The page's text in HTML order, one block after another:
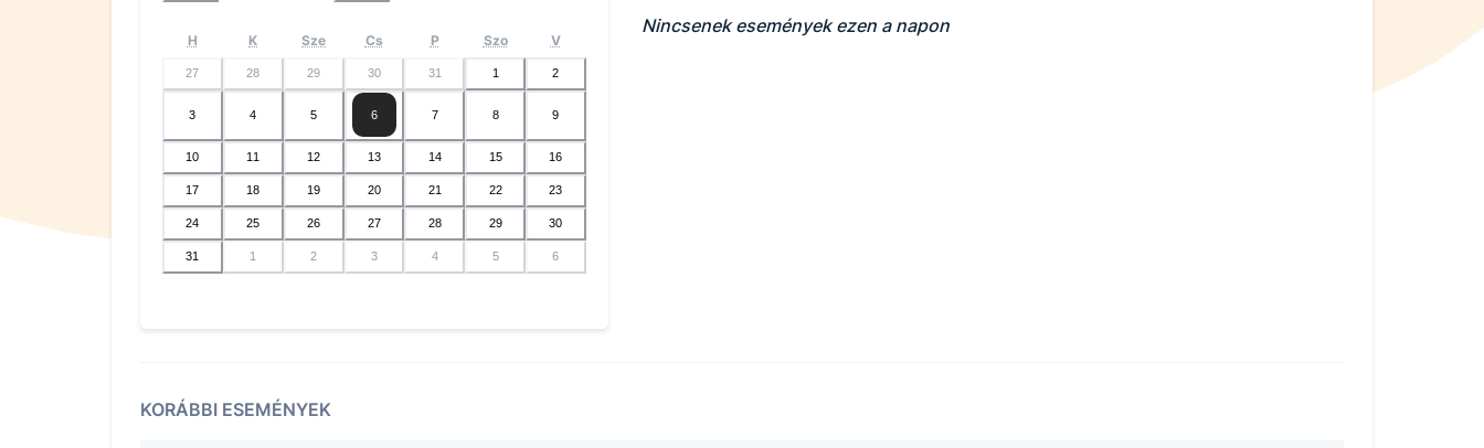
H K Sze Cs P Szo V
27 28 29 30 31 1 2
3 4 5 6 7 8 9
10 11 12 13 14 15 16
17 18 19 20 21 22 23
24 25 26 27 28 29 30
31 1 2 3 4 5 6
Nincsenek események ezen a napon
KORÁBBI ESEMÉNYEK